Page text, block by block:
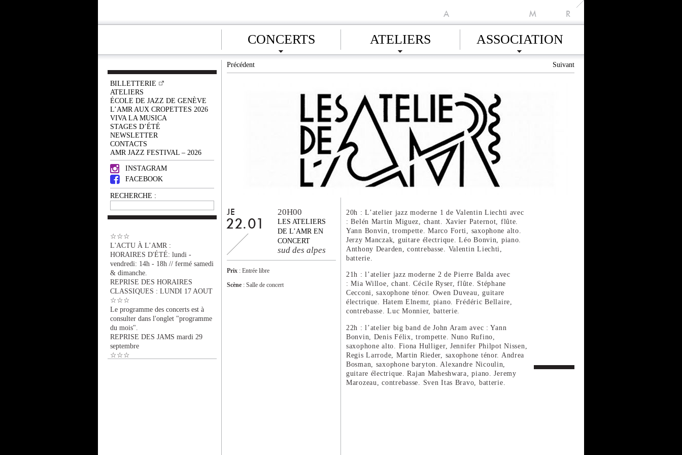
A M R
CONCERTS ATELIERS ASSOCIATION
BILLETTERIE
ATELIERS
ÉCOLE DE JAZZ DE GENÈVE
L’AMR AUX CROPETTES 2026
VIVA LA MUSICA
STAGES D’ÉTÉ
NEWSLETTER
CONTACTS
AMR JAZZ FESTIVAL – 2026
INSTAGRAM
FACEBOOK
RECHERCHE :
☆☆☆
L'ACTU À L’AMR :
HORAIRES D'ÉTÉ: lundi -
vendredi: 14h - 18h // fermé samedi
& dimanche.
REPRISE DES HORAIRES
CLASSIQUES : LUNDI 17 AOUT
☆☆☆
Le programme des concerts est à
consulter dans l'onglet "programme
du mois".
REPRISE DES JAMS mardi 29
septembre
☆☆☆
Précédent Suivant
JE
22.01
20H00
LES ATELIERS
DE L’AMR EN
CONCERT
sud des alpes
Prix : Entrée libre
Scène : Salle de concert
20h : L’atelier jazz moderne 1 de Valentin Liechti avec
: Belén Martin Miguez, chant. Xavier Paternot, flûte.
Yann Bonvin, trompette. Marco Forti, saxophone alto.
Jerzy Manczak, guitare électrique. Léo Bonvin, piano.
Anthony Dearden, contrebasse. Valentin Liechti,
batterie.
21h : l’atelier jazz moderne 2 de Pierre Balda avec
: Mia Willoe, chant. Cécile Ryser, flûte. Stéphane
Cecconi, saxophone ténor. Owen Duveau, guitare
électrique. Hatem Elnemr, piano. Frédéric Bellaire,
contrebasse. Luc Monnier, batterie.
22h : l’atelier big band de John Aram avec : Yann
Bonvin, Denis Félix, trompette. Nuno Rufino,
saxophone alto. Fiona Hulliger, Jennifer Philpot Nissen,
Regis Larrode, Martin Rieder, saxophone ténor. Andrea
Bosman, saxophone baryton. Alexandre Nicoulin,
guitare électrique. Rajan Maheshwara, piano. Jeremy
Marozeau, contrebasse. Sven Itas Bravo, batterie.